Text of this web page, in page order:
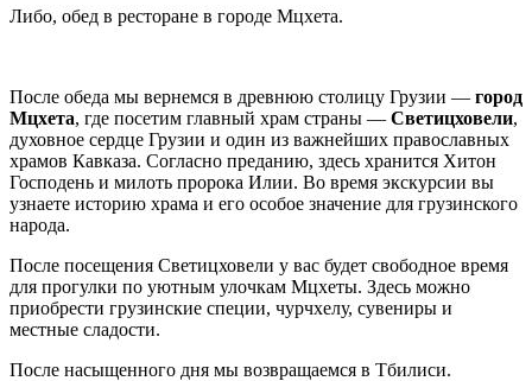
Либо, обед в ресторане в городе Мцхета.
После обеда мы вернемся в древнюю столицу Грузии — город
Мцхета, где посетим главный храм страны — Светицховели,
духовное сердце Грузии и один из важнейших православных
храмов Кавказа. Согласно преданию, здесь хранится Хитон
Господень и милоть пророка Илии. Во время экскурсии вы
узнаете историю храма и его особое значение для грузинского
народа.
После посещения Светицховели у вас будет свободное время
для прогулки по уютным улочкам Мцхеты. Здесь можно
приобрести грузинские специи, чурчхелу, сувениры и
местные сладости.
После насыщенного дня мы возвращаемся в Тбилиси.